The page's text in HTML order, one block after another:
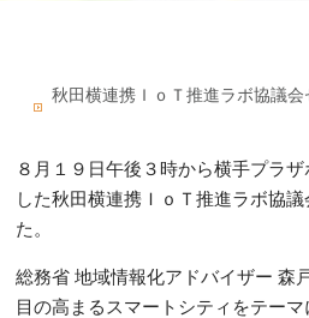
秋田横連携ＩｏＴ推進ラボ協議
８月１９日午後３時から横手プラ
した秋田横連携ＩｏＴ推進ラボ協
た。
総務省 地域情報化アドバイザー 森
目の高まるスマートシティをテー